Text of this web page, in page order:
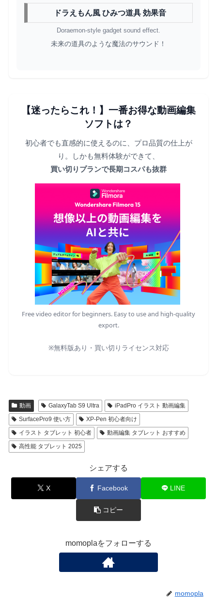
ドラえもん風 ひみつ道具 効果音
Doraemon-style gadget sound effect.
未来の道具のような魔法のサウンド！
【迷ったらこれ！】一番お得な動画編集
ソフトは？
初心者でも直感的に使えるのに、プロ品質の仕上が
り。しかも無料体験ができて、
買い切りプランで長期コスパも抜群
Free video editor for beginners. Easy to use and high-quality
export.
※無料版あり・買い切りライセンス対応
動画 GalaxyTab S9 Ultra
iPadPro イラスト 動画編集
SurfacePro9 使い方
XP-Pen 初心者向け
イラスト タブレット 初心者
動画編集 タブレット おすすめ
高性能 タブレット 2025
シェアする
X Facebook LINE
コピー
momoplaをフォローする
momopla